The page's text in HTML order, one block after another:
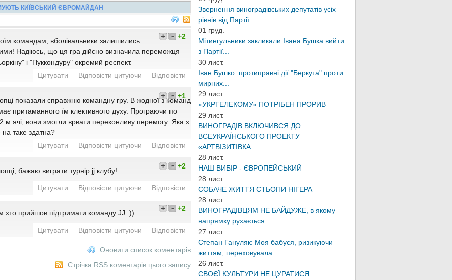
- що треба знати про офіційне розірвання
зокрема,...
КИЇВСЬКИЙ ЄВРОМАЙДАН
євро майдану. Сьогодні в обідню пору
+2
командам, вболівальники залишились
Надіюсь, що ця гра дійсно визначила переможця
і "Пуккондуру" окремий респект.
Відповісти
Відповісти цитуючи
Цитувати
+1
показали справжню командну гру. В жодної з команд
притаманного їм клективного духу. Програючи по
м ячі, вони змогли врвати переконливу перемогу. Яка з
таке здатна?
Відповісти
Відповісти цитуючи
Цитувати
+2
бажаю виграти турнір jj клубу!
Відповісти
Відповісти цитуючи
Цитувати
+2
хто прийшов підтримати команду JJ..))
Відповісти
Відповісти цитуючи
Цитувати
Оновити список коментарів
Стрічка RSS коментарів цього запису
Звернення виноградівських депутатів усіх
рівнів від Партії...
01 груд.
Мітингульники закликали Івана Бушка вийти
з Партії...
30 лист.
Іван Бушко: протиправні дії "Беркута" проти
мирних...
29 лист.
«УКРТЕЛЕКОМУ» ПОТРІБЕН ПРОРИВ
29 лист.
ВИНОГРАДІВ ВКЛЮЧИВСЯ ДО
ВСЕУКРАЇНСЬКОГО ПРОЕКТУ
«АРТВІЗИТІВКА ...
28 лист.
НАШ ВИБІР - ЄВРОПЕЙСЬКИЙ
28 лист.
СОБАЧЕ ЖИТТЯ СТЬОПИ НІГЕРА
28 лист.
ВИНОГРАДІВЦЯМ НЕ БАЙДУЖЕ, в якому
напрямку рухається...
27 лист.
Степан Гануляк: Моя бабуся, ризикуючи
життям, переховувала...
26 лист.
СВОЄЇ КУЛЬТУРИ НЕ ЦУРАТИСЯ